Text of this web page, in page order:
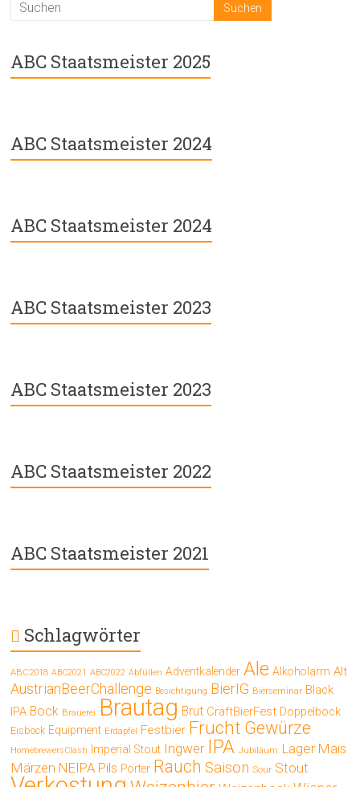
ABC Staatsmeister 2025
ABC Staatsmeister 2024
ABC Staatsmeister 2024
ABC Staatsmeister 2023
ABC Staatsmeister 2023
ABC Staatsmeister 2022
ABC Staatsmeister 2021
Schlagwörter
ABC2018 ABC2021 ABC2022 Abfüllen Adventkalender Ale Alkoholarm Alt
AustrianBeerChallenge Besichtigung BierIG Bierseminar Black
IPA Bock Brauerei Brautag Brut CraftBierFest Doppelbock
Eisbock Equipment Erdäpfel Festbier Frucht Gewürze
HomebrewersClash Imperial Stout Ingwer IPA Jubiläum Lager Mais
Märzen NEIPA Pils Porter Rauch Saison Sour Stout